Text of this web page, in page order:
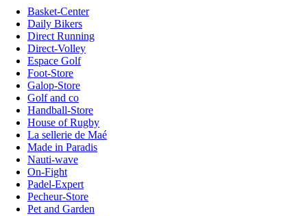
Basket-Center
Daily Bikers
Direct Running
Direct-Volley
Espace Golf
Foot-Store
Galop-Store
Golf and co
Handball-Store
House of Rugby
La sellerie de Maé
Made in Paradis
Nauti-wave
On-Fight
Padel-Expert
Pecheur-Store
Pet and Garden